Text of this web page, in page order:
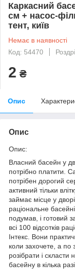
Каркасний
см + насос-
тент, київ
Немає в наявності
Код: 54470
2 ₴
Опис
Опис
Опис:
Власний басейн у
потрібно платити.
потрібен дорогий
активний тільки
займає місце у
раціональне
подумав, і готовий
всі 100 відсотків
Інтекс. Вони
коли захочете, а по
розібрати і скласти
басейну в кілька